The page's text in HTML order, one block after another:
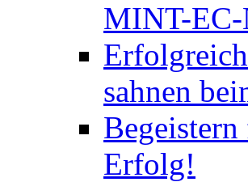
MINT-EC-
sahnen
Erfolg!